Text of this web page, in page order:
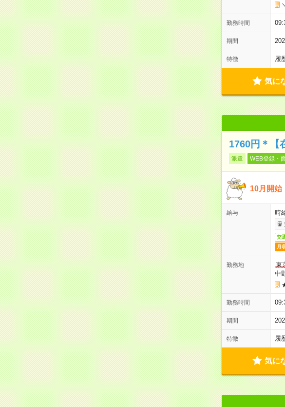
勤務時間
期間
特徴 履
気に
1760円＊【
派遣 WEB登録・
10月開始
給与 時
交
月
勤務地
東
中
勤務時間
期間
特徴 履
気に